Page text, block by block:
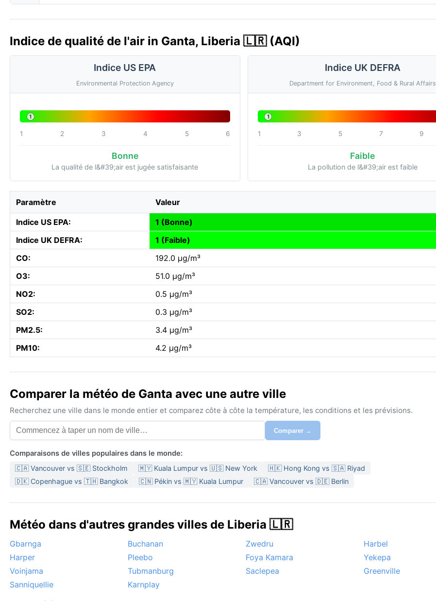
Indice de qualité de l'air in Ganta, Liberia 🇱🇷 (AQI)
Indice US EPA
Environmental Protection Agency
1
1 2 3 4 5 6
Bonne
La qualité de l&#39;air est jugée satisfaisante
Indice UK DEFRA
Department for Environment, Food & Rural Affairs
1
1 3 5 7 9
Faible
La pollution de l&#39;air est faible
Paramètre Valeur
Indice US EPA:
1 (Bonne)
Indice UK DEFRA:
1 (Faible)
CO:
192.0 µg/m³
O3:
51.0 µg/m³
NO2:
0.5 µg/m³
SO2:
0.3 µg/m³
PM2.5:
3.4 µg/m³
PM10:
4.2 µg/m³
Comparer la météo de Ganta avec une autre ville
Recherchez une ville dans le monde entier et comparez côte à côte la température, les conditions et les prévisions.
Comparer →
Comparaisons de villes populaires dans le monde:
🇨🇦 Vancouver vs 🇸🇪 Stockholm 🇲🇾 Kuala Lumpur vs 🇺🇸 New York
🇭🇰 Hong Kong vs 🇸🇦 Riyad
🇩🇰 Copenhague vs 🇹🇭 Bangkok
🇨🇳 Pékin vs 🇲🇾 Kuala Lumpur 🇨🇦 Vancouver vs 🇩🇪 Berlin
Météo dans d'autres grandes villes de Liberia 🇱🇷
Gbarnga Buchanan Zwedru
Harbel
Harper
Pleebo Foya Kamara
Yekepa
Voinjama
Tubmanburg Saclepea
Greenville
Sanniquellie
Karnplay